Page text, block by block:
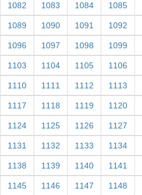
1082 1083 1084 1085
1089 1090 1091 1092
1096 1097 1098 1099
1103 1104 1105 1106
1110 1111 1112 1113
1117 1118 1119 1120
1124 1125 1126 1127
1131 1132 1133 1134
1138 1139 1140 1141
1145 1146 1147 1148